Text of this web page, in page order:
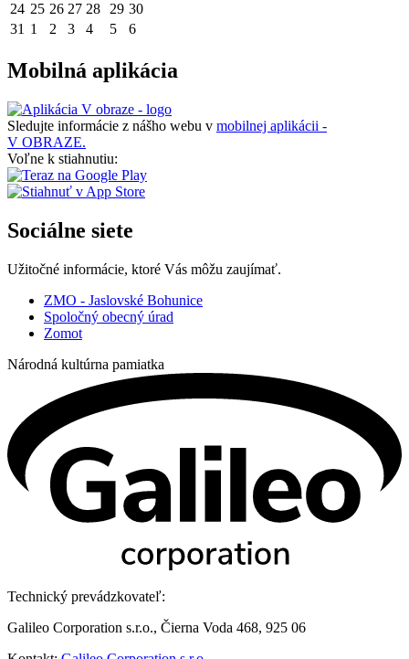
24 25 26 27 28 29 30
31 1 2 3 4 5 6
Mobilná aplikácia
Sledujte informácie z nášho webu v mobilnej aplikácii -
V OBRAZE.
Voľne k stiahnutiu:
Sociálne siete
Užitočné informácie, ktoré Vás môžu zaujímať.
ZMO - Jaslovské Bohunice
Spoločný obecný úrad
Zomot
Národná kultúrna pamiatka
Technický prevádzkovateľ:
Galileo Corporation s.r.o., Čierna Voda 468, 925 06